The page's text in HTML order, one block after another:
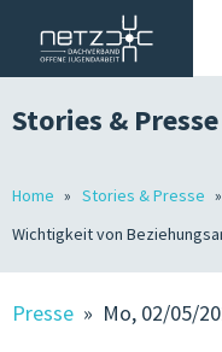
? Anmelden
DEUTSCH ITALIANO
WIR SIND
MITGLIEDER
Stories & Presse
Home
Stories & Presse
Wichtigkeit von
Presse » Mo, 02/05/